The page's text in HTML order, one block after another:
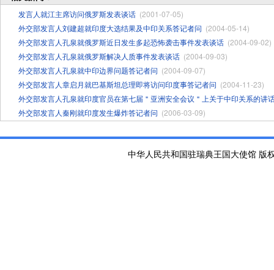
发言人就江主席访问俄罗斯发表谈话 (2001-07-05)
外交部发言人刘建超就印度大选结果及中印关系答记者问 (2004-05-14)
外交部发言人孔泉就俄罗斯近日发生多起恐怖袭击事件发表谈话 (2004-09-02)
外交部发言人孔泉就俄罗斯解决人质事件发表谈话 (2004-09-03)
外交部发言人孔泉就中印边界问题答记者问 (2004-09-07)
外交部发言人章启月就巴基斯坦总理即将访问印度事答记者问 (2004-11-23)
外交部发言人孔泉就印度官员在第七届＂亚洲安全会议＂上关于中印关系的讲
外交部发言人秦刚就印度发生爆炸答记者问 (2006-03-09)
中华人民共和国驻瑞典王国大使馆 版